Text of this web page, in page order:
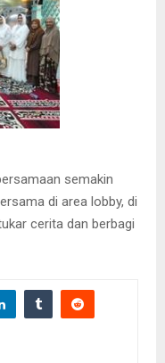
semakin
di area lobby, di
cerita dan berbagi